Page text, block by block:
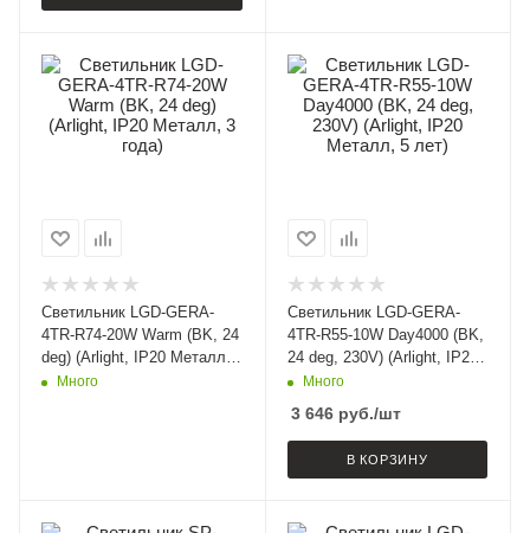
Светильник LGD-GERA-
4TR-R74-20W Warm (BK, 24
deg) (Arlight, IP20 Металл,
3 года)
Много
Светильник LGD-GERA-
4TR-R55-10W Day4000 (BK,
24 deg, 230V) (Arlight, IP20
Металл, 5 лет)
Много
3 646руб./шт
В КОРЗИНУ